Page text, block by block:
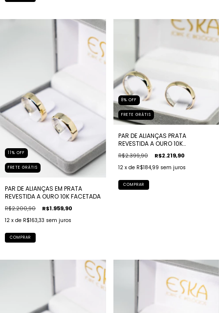
11% OFF
FRETE GRÁTIS
PAR DE ALIANÇAS EM PRATA
REVESTIDA A OURO 10K FACETADA
R$2.200,90 R$1.959,90
12 x de R$163,33 sem juros
COMPRAR
8% OFF
FRETE GRÁTIS
PAR DE ALIANÇAS PRATA
REVESTIDA A OURO 10K
TRADICIONAL
R$2.399,90 R$2.219,90
12 x de R$184,99 sem juros
COMPRAR